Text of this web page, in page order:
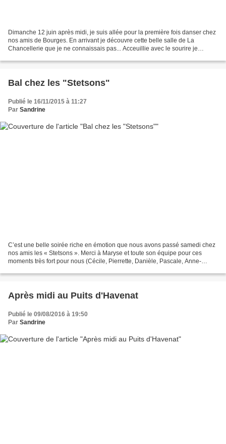
Dimanche 12 juin après midi, je suis allée pour la première fois danser chez
nos amis de Bourges. En arrivant je découvre cette belle salle de La
Chancellerie que je ne connaissais pas... Acceuillie avec le sourire je
Bal chez les "Stetsons"
Publié le 16/11/2015 à 11:27
Par Sandrine
C’est une belle soirée riche en émotion que nous avons passé samedi chez
nos amis les « Stetsons ». Merci à Maryse et toute son équipe pour ces
moments très fort pour nous (Cécile, Pierrette, Danièle, Pascale, Anne-
Après midi au Puits d'Havenat
Publié le 09/08/2016 à 19:50
Par Sandrine